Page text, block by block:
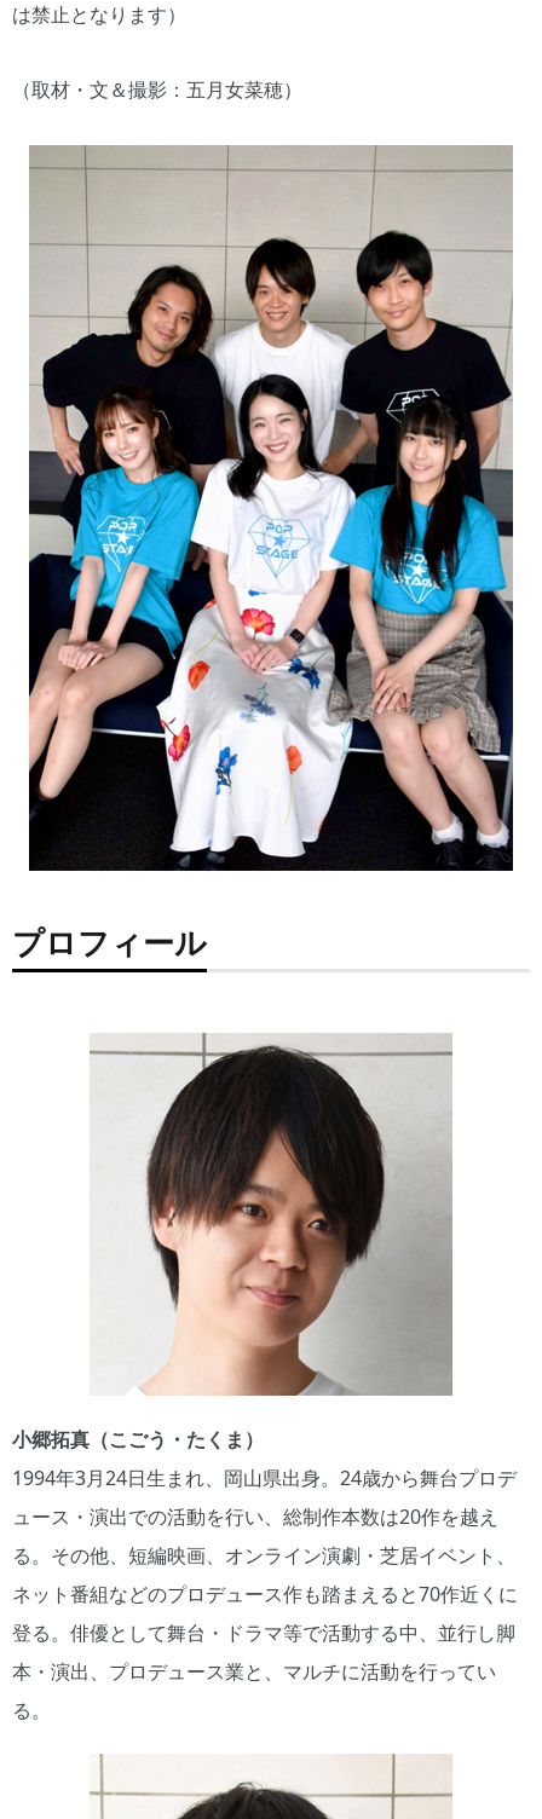
は禁止となります）
（取材・文＆撮影：五月女菜穂）
プロフィール
小郷拓真（こごう・たくま）
1994年3月24日生まれ、岡山県出身。24歳から舞台プロデ
ュース・演出での活動を行い、総制作本数は20作を越え
る。その他、短編映画、オンライン演劇・芝居イベント、
ネット番組などのプロデュース作も踏まえると70作近くに
登る。俳優として舞台・ドラマ等で活動する中、並行し脚
本・演出、プロデュース業と、マルチに活動を行ってい
る。